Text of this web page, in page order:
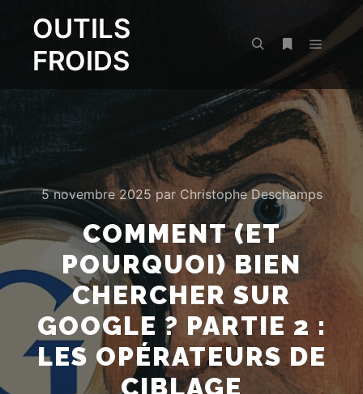
OUTILS
FROIDS
RechercherPlus d’infos
5 novembre 2025 par Christophe Deschamps
COMMENT (ET
POURQUOI) BIEN
CHERCHER SUR
GOOGLE ? PARTIE 2 :
LES OPÉRATEURS DE
CIBLAGE